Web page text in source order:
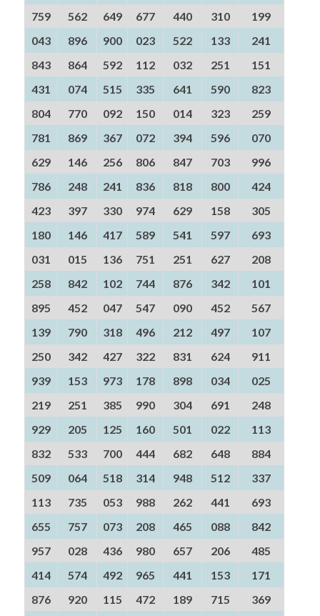
759
562 649 677 440 310
199
043
896 900 023 522 133
241
843
864 592 112 032 251
151
431
074 515 335 641 590
823
804
770 092 150 014 323
259
781
869 367 072 394 596
070
629
146 256 806 847 703
996
786
248 241 836 818 800
424
423
397 330 974 629 158
305
180
146 417 589 541 597
693
031
015 136 751 251 627
208
258
842 102 744 876 342
101
895
452 047 547 090 452
567
139
790 318 496 212 497
107
250
342 427 322 831 624
911
939
153 973 178 898 034
025
219
251 385 990 304 691
248
929
205 125 160 501 022
113
832
533 700 444 682 648
884
509
064 518 314 948 512
337
113
735 053 988 262 441
693
655
757 073 208 465 088
842
957
028 436 980 657 206
485
414
574 492 965 441 153
171
876
920 115 472 189 715 369